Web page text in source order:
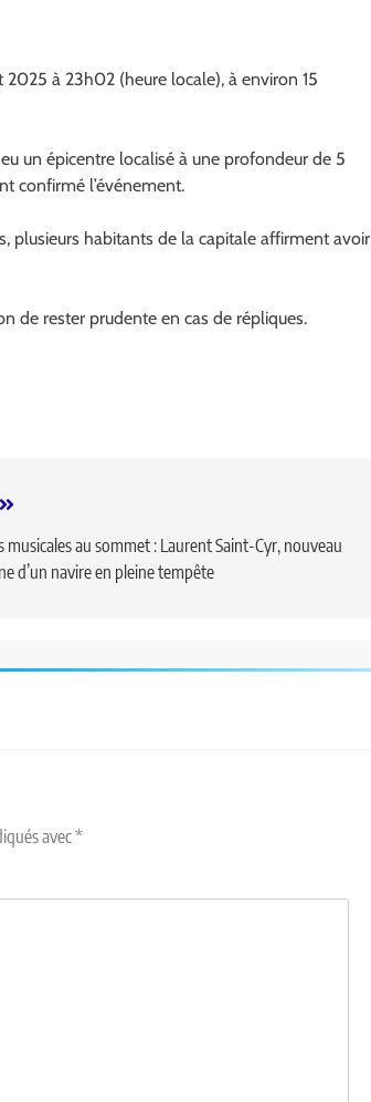
à 23h02 (heure locale), à environ 15
un épicentre localisé à une profondeur de 5
confirmé l’événement.
plusieurs habitants de la capitale affirment avoir
de rester prudente en cas de répliques.
musicales au sommet : Laurent Saint-Cyr, nouveau
d’un navire en pleine tempête
avec*